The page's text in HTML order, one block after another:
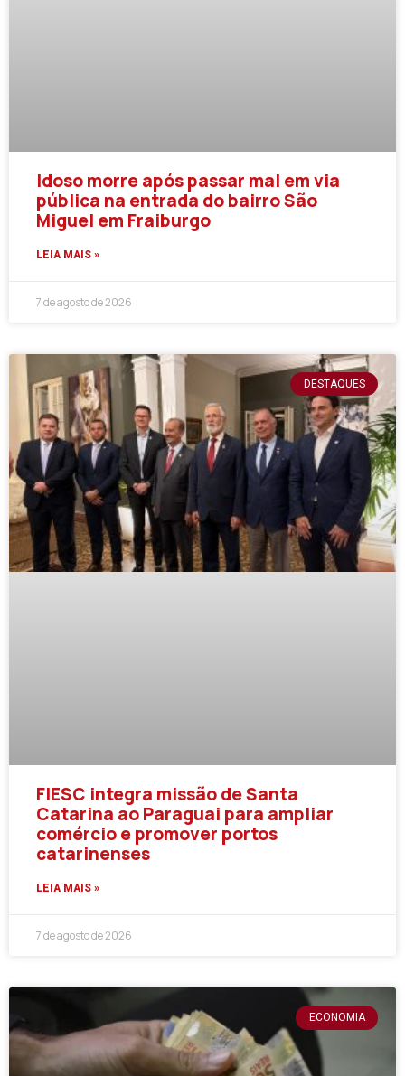
Idoso morre após passar mal em via
pública na entrada do bairro São
Miguel em Fraiburgo
LEIA MAIS »
7 de agosto de 2026
DESTAQUES
FIESC integra missão de Santa
Catarina ao Paraguai para ampliar
comércio e promover portos
catarinenses
LEIA MAIS »
7 de agosto de 2026
ECONOMIA